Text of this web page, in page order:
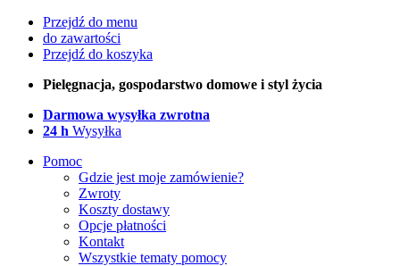
Przejdź do menu
do zawartości
Przejdź do koszyka
Pielęgnacja, gospodarstwo domowe i styl życia
Darmowa wysyłka zwrotna
24 h Wysyłka
Pomoc
Gdzie jest moje zamówienie?
Zwroty
Koszty dostawy
Opcje płatności
Kontakt
Wszystkie tematy pomocy